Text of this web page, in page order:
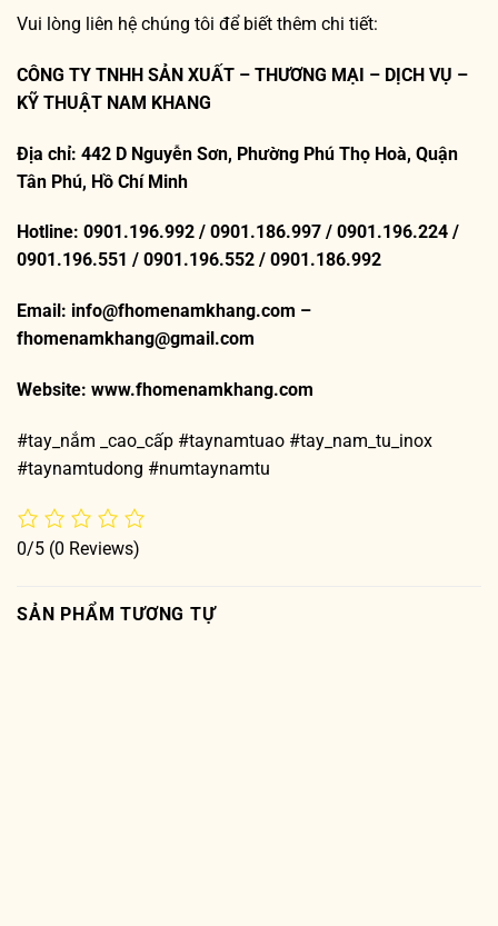
Vui lòng liên hệ chúng tôi để biết thêm chi tiết:
CÔNG TY TNHH SẢN XUẤT – THƯƠNG MẠI – DỊCH VỤ –
KỸ THUẬT NAM KHANG
Địa chỉ: 442 D Nguyễn Sơn, Phường Phú Thọ Hoà, Quận
Tân Phú, Hồ Chí Minh
Hotline: 0901.196.992 / 0901.186.997 / 0901.196.224 /
0901.196.551 / 0901.196.552 / 0901.186.992
Email: info@fhomenamkhang.com –
fhomenamkhang@gmail.com
Website: www.fhomenamkhang.com
#tay_nắm _cao_cấp #taynamtuao #tay_nam_tu_inox
#taynamtudong #numtaynamtu
0/5 (0 Reviews)
SẢN PHẨM TƯƠNG TỰ